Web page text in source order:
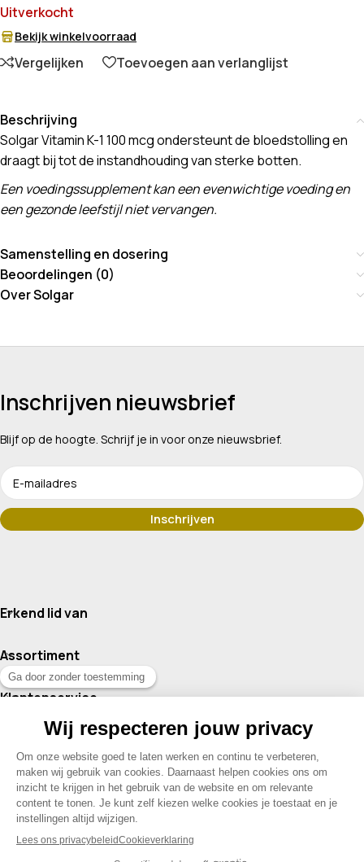
Uitverkocht
Bekijk winkelvoorraad
Vergelijken Toevoegen aan verlanglijst
Beschrijving
Solgar Vitamin K-1 100 mcg ondersteunt de bloedstolling en
draagt bij tot de instandhouding van sterke botten.
Een voedingssupplement kan een evenwichtige voeding en
een gezonde leefstijl niet vervangen.
Samenstelling en dosering
Beoordelingen (0)
Over Solgar
Inschrijven nieuwsbrief
Blijf op de hoogte. Schrijf je in voor onze nieuwsbrief.
Erkend lid van
Assortiment
Klantenservice
Contact
© 2026 Drogisterij Het Geheim | Alle rechten voorbehouden |
Webdesign en hosting door Madoo|Sitemap